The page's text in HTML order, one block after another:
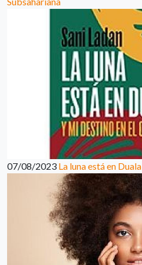
07/08/2023 La luna está en Duala